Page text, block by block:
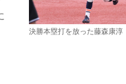
決勝本塁打を放った藤森康淳